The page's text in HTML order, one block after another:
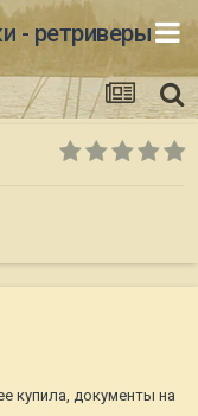
- ретриверы
купила, документы на